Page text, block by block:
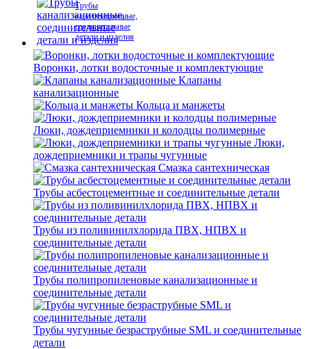
Трубы
канализационные,
соединительные
детали и изделия
Воронки, лотки водосточные и комплектующие
Клапаны
канализационные
Кольца и манжеты
Люки, дождеприемники и колодцы полимерные
Люки,
дождеприемники и трапы чугунные
Смазка сантехническая
Трубы асбестоцементные и соединительные детали
Трубы из поливинилхлорида ПВХ, НПВХ и
соединительные детали
Трубы полипропиленовые канализационные и
соединительные детали
Трубы чугунные безраструбные SML и соединительные
детали